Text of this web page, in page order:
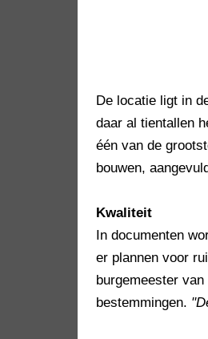
De locatie ligt in
daar al tientallen
één van de
bouwen,
Kwaliteit
In documenten
er plannen voor
burgemeester
bestemmingen.